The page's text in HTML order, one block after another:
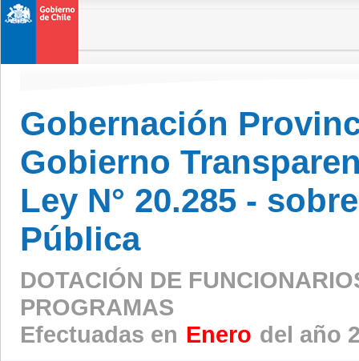
Gobernación
Gobierno
Ley N° 20.285 -
Pública
DOTACIÓN DE
PROGRAMAS
Efectuadas en Enero del año